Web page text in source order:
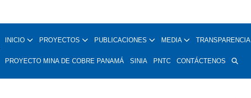
INICIO PROYECTOS PUBLICACIONES MEDIA TRANSPARENCIA
PROYECTO MINA DE COBRE PANAMÁ SINIA PNTC CONTÁCTENOS